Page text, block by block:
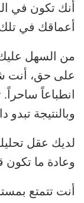
أنك تكون في
أعماقك في
من السهل عليك
على حق، أنت
انطباعاً
وبالنتيجة تبدو
لديك عقل
وعادة ما تكون
أنت تتمتع